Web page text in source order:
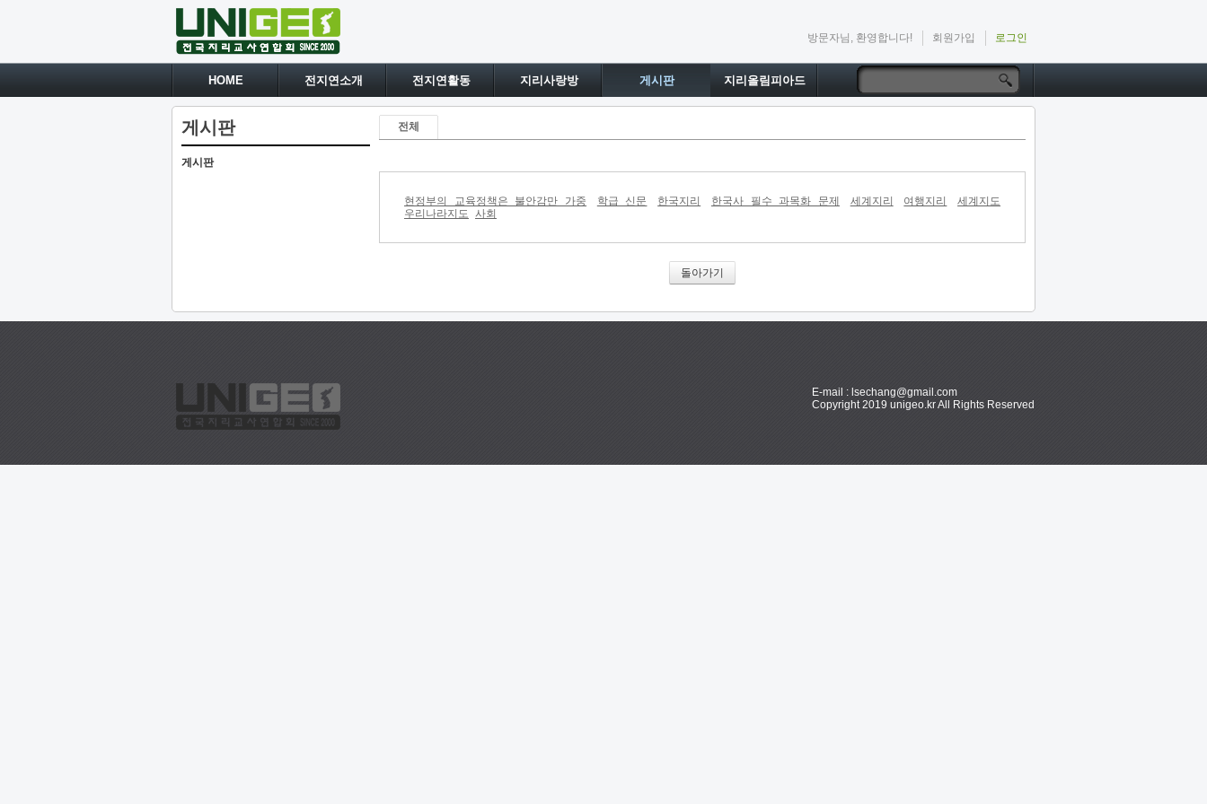
방문자님, 환영합니다! 회원가입 로그인
HOME 전지연소개 전지연활동 지리사랑방 게시판 지리올림피아드
게시판
게시판
전체
현정부의 교육정책은 불안감만 가중 학급 신문 한국지리 한국사 필수 과목화 문제 세계지리 여행지리
세계지도
우리나라지도
사회
돌아가기
E-mail : lsechang@gmail.com
Copyright 2019 unigeo.kr All Rights Reserved